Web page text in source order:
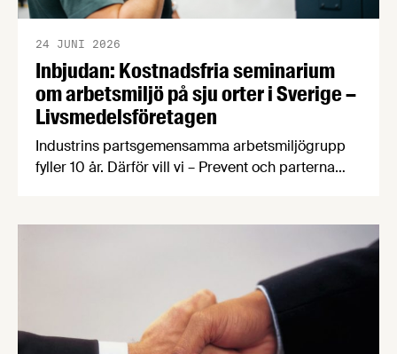
Inbjudan: Kostnadsfria seminarium
om arbetsmiljö på sju orter i Sverige –
Livsmedelsföretagen
24 JUNI 2026
Industrins partsgemensamma arbetsmiljögrupp
fyller 10 år. Därför vill vi – Prevent och parterna
Seminarierna äger rum i höst på sju olika orter.
Under seminariet kommer du att få med dig ett
antal nyttiga verktyg genom att vi varvar
föreläsningspass med …